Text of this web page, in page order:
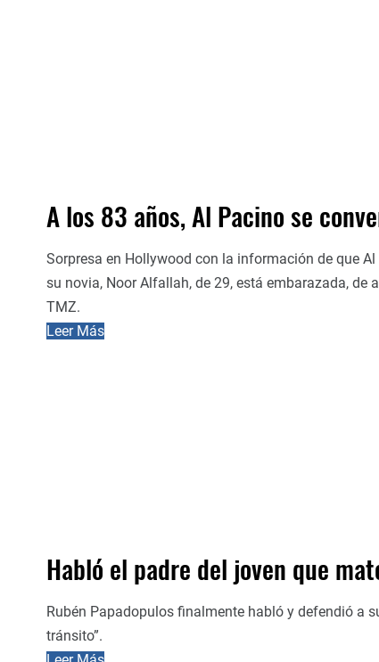
A los 83 años, Al Pacino se
Sorpresa en Hollywood con la información de que
su novia, Noor Alfallah, de 29, está embarazada,
TMZ.
Leer Más
Habló el padre del joven que
Rubén Papadopulos finalmente habló y defendió a
tránsito”.